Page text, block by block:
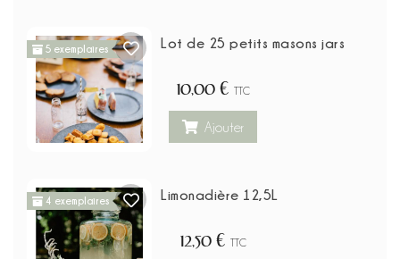
5 exemplaires Lot de 25 petits masons jars
10,00 € TTC
Ajouter
4 exemplaires Limonadière 12,5L
12,50 € TTC